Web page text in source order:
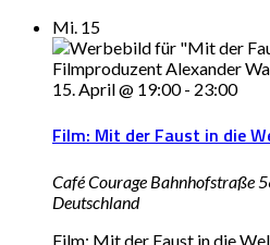
Mi. 15
15. April @ 19:00- 23:00
Film: Mit der Faust in die
Café Courage Bahnhofstraße
Deutschland
Film: Mit der Faust in die